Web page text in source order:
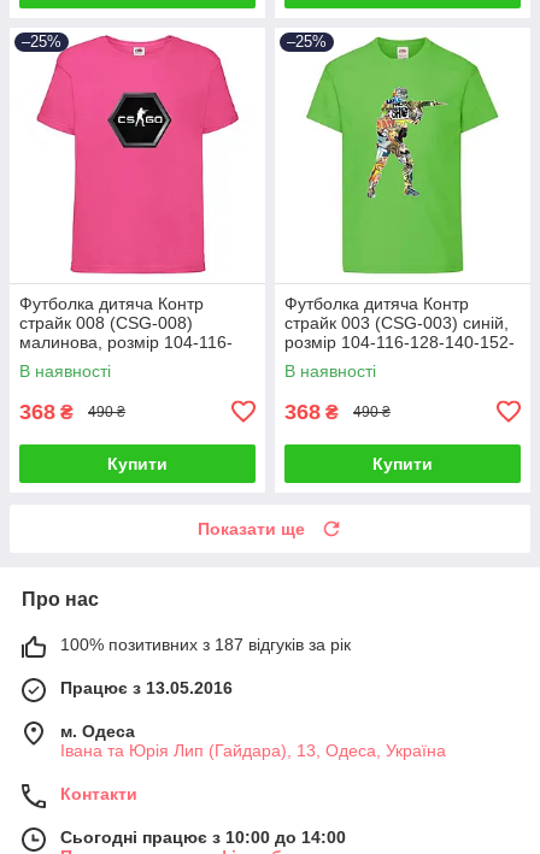
–25%
Футболка дитяча Контр
страйк 008 (CSG-008)
малинова, розмір 104-116-
128-140-152-164
В наявності
368 ₴ 490 ₴
Купити
–25%
Футболка дитяча Контр
страйк 003 (CSG-003) синій,
розмір 104-116-128-140-152-
164
В наявності
368 ₴ 490 ₴
Купити
Показати ще
Про нас
100% позитивних з 187 відгуків за рік
Працює з 13.05.2016
м. Одеса
Івана та Юрія Лип (Гайдара), 13, Одеса, Україна
Контакти
Сьогодні працює з 10:00 до 14:00